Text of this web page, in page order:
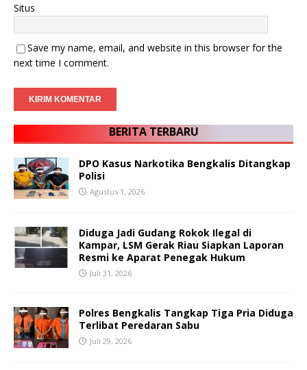
Situs
Save my name, email, and website in this browser for the
next time I comment.
BERITA TERBARU
DPO Kasus Narkotika Bengkalis Ditangkap
Polisi
Agustus 1, 2026
Diduga Jadi Gudang Rokok Ilegal di
Kampar, LSM Gerak Riau Siapkan Laporan
Resmi ke Aparat Penegak Hukum
Juli 31, 2026
Polres Bengkalis Tangkap Tiga Pria Diduga
Terlibat Peredaran Sabu
Juli 29, 2026